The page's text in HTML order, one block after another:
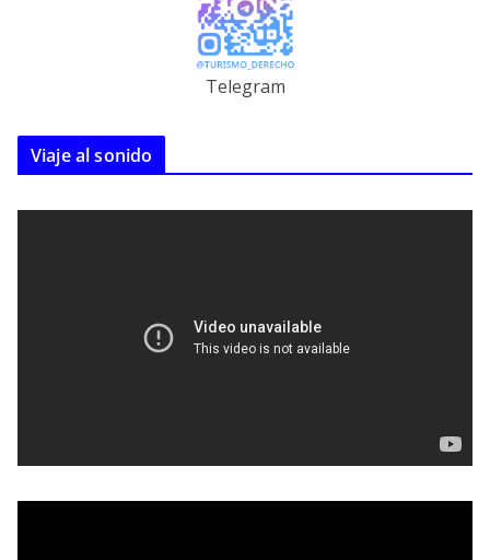
Telegram
Viaje al sonido